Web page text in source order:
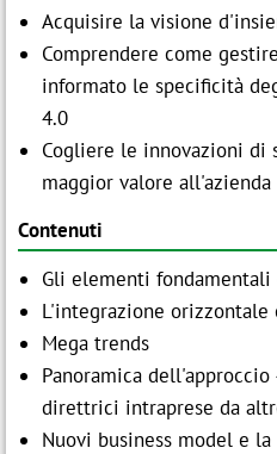
Acquisire la visione
Comprendere come
informato le specificità
4.0
Cogliere le innovazioni di
maggior valore all'azienda
Contenuti
Gli elementi
L'integrazione
Mega trends
Panoramica
direttrici intraprese da
Nuovi business model e